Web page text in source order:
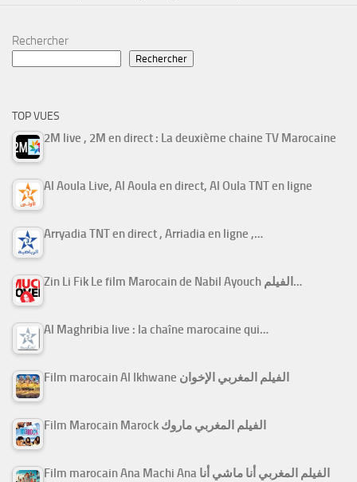
Rechercher
Rechercher
TOP VUES
2M live , 2M en direct : La deuxième chaine TV Marocaine
Al Aoula Live, Al Aoula en direct, Al Oula TNT en ligne
Arryadia TNT en direct , Arriadia en ligne ,…
Zin Li Fik Le film Marocain de Nabil Ayouch الفيلم…
Al Maghribia live : la chaîne marocaine qui…
Film marocain Al Ikhwane الفيلم المغربي الإخوان
Film Marocain Marock الفيلم المغربي ماروك
Film marocain Ana Machi Ana الفيلم المغربي أنا ماشي أنا